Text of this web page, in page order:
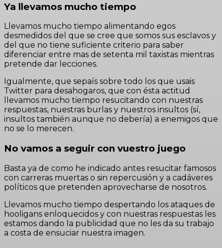
Ya llevamos mucho tiempo
Llevamos mucho tiempo alimentando egos
desmedidos del que se cree que somos sus esclavos y
del que no tiene suficiente criterio para saber
diferenciar entre mas de setenta mil taxistas mientras
pretende dar lecciones.
Igualmente, que sepaís sobre todo los que usais
Twitter para desahogaros, que con ésta actitud
llevamos mucho tiempo resucitando con nuestras
respuestas, nuestras burlas y nuestros insultos (sí,
insultos también aunque no debería) a enemigos que
no se lo merecen.
No vamos a seguir con vuestro juego
Basta ya de como he indicado antes resucitar famosos
con carreras muertas o sin repercusión y a cadáveres
políticos que pretenden aprovecharse de nosotros.
Llevamos mucho tiempo despertando los ataques de
hooligans enloquecidos y con nuestras respuestas les
estamos dando la publicidad que no les da su trabajo
a costa de ensuciar nuestra imagen.